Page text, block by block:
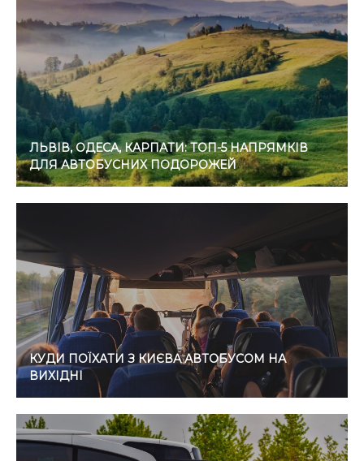
ЛЬВІВ, ОДЕСА, КАРПАТИ: ТОП-5 НАПРЯМКІВ
ДЛЯ АВТОБУСНИХ ПОДОРОЖЕЙ
КУДИ ПОЇХАТИ З КИЄВА АВТОБУСОМ НА
ВИХІДНІ